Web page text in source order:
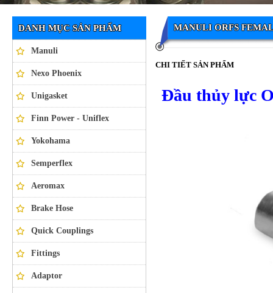
DANH MỤC SẢN PHẨM
Manuli
Nexo Phoenix
Unigasket
Finn Power - Uniflex
Yokohama
Semperflex
Aeromax
Brake Hose
Quick Couplings
Fittings
Adaptor
MANULI ORFS
CHI TIẾT SẢN PHẨM
Đầu thủy lực